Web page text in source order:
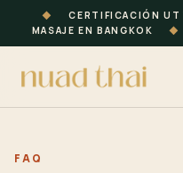
◆ CERTIFICACIÓN
MASAJE EN BANGKOK
◆
FAQ